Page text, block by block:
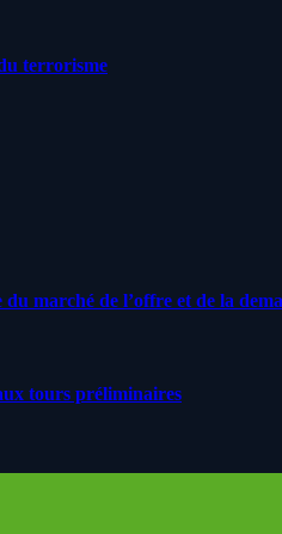
terrorisme
marché de l’offre et de la
tours préliminaires